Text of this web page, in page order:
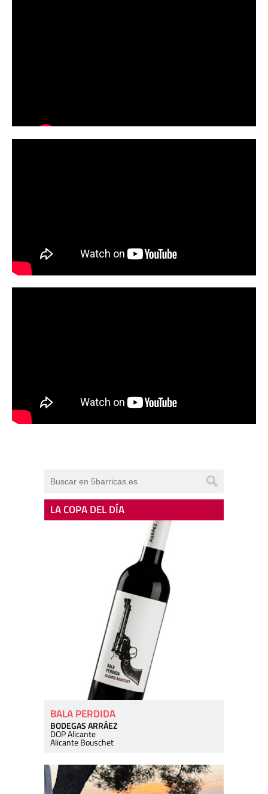
LA COPA DEL DÍA
BALA PERDIDA
BODEGAS ARRÁEZ
DOP Alicante
Alicante Bouschet